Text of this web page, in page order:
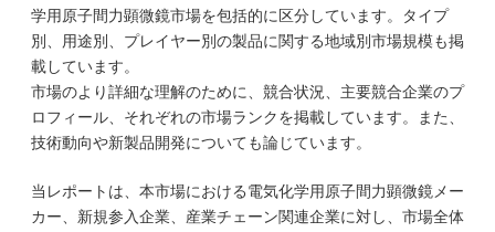
学用原子間力顕微鏡市場を包括的に区分しています。タイプ
別、用途別、プレイヤー別の製品に関する地域別市場規模も掲
載しています。
市場のより詳細な理解のために、競合状況、主要競合企業のプ
ロフィール、それぞれの市場ランクを掲載しています。また、
技術動向や新製品開発についても論じています。
当レポートは、本市場における電気化学用原子間力顕微鏡メー
カー、新規参入企業、産業チェーン関連企業に対し、市場全体